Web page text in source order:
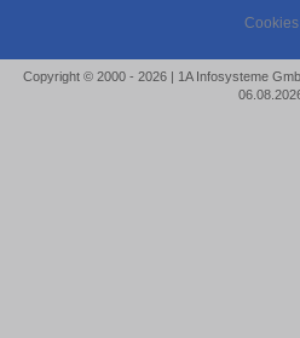
Cookies
Copyright © 2000 - 2026 | 1A Infosysteme